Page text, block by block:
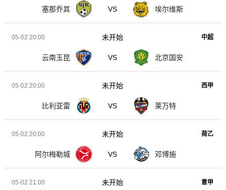
塞那乔其 VS 埃尔维斯
05-02 20:00 中超
云南玉昆 VS 北京国安
未开始
05-02 20:00 西甲
比利亚雷 VS 莱万特
未开始
05-02 20:00 荷乙
阿尔梅勒城 VS 邓博施
未开始
05-02 21:00 意甲
未开始